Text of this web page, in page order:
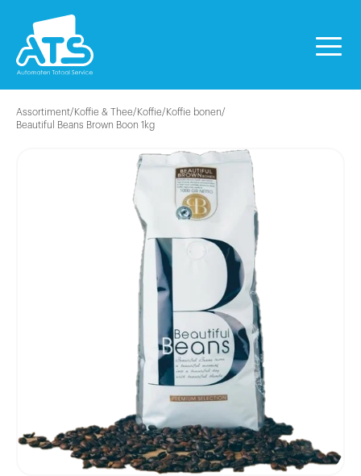
Assortiment/ Koffie & Thee/ Koffie/ Koffie bonen/
Beautiful Beans Brown Boon 1kg